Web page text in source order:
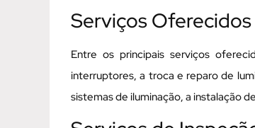
Serviços Oferecidos
Entre os principais serviços
interruptores, a troca e reparo de
sistemas de iluminação, a instalação